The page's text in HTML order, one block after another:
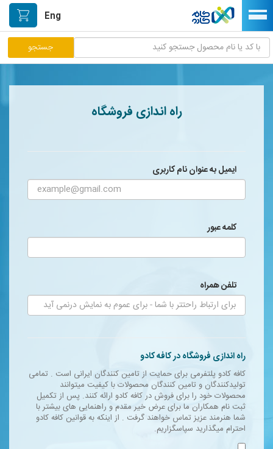
Eng
پیگیری سفارشات
دسته بندی محصولات
خیابان هنر/بازار دستآفریده ها
حمایت از تولیدکنندگان
محصولات تازه رسیده
ورود به پنل همکاران فروش
سوالات متداول
درباره ما
راه اندازی فروشگاه
ایمیل به عنوان نام کاربری
کلمه عبور
تلفن همراه
راه اندازی فروشگاه در کافه کادو
کافه کادو پلتفرمی برای حمایت از تامین کنندگان ایرانی است . تمامی
تولیدکنندگان و تامین کنندگان محصولات با کیفیت میتوانند
محصولات خود را برای فروش در کافه کادو ارائه کنند. پس از تکمیل
ثبت نام همکاران ما برای عرض خیر مقدم و راهنمایی های بیشتر با
شما هنرمند عزیز تماس خواهند گرفت . از اینکه به قوانین کافه کادو
احترام میگذارید سپاسگزاریم.